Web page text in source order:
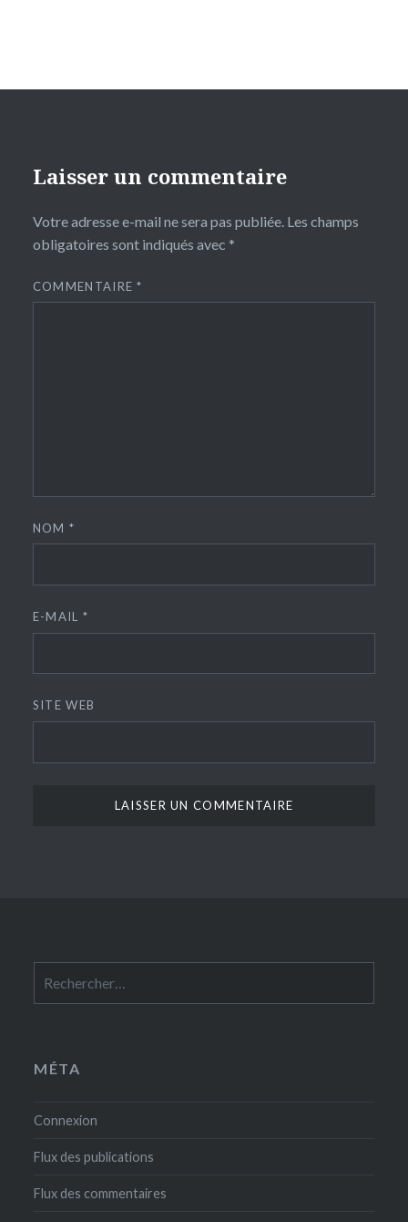
Laisser un commentaire
Votre adresse e-mail ne sera pas publiée. Les champs
obligatoires sont indiqués avec *
COMMENTAIRE*
NOM*
E-MAIL *
SITE WEB
MÉTA
Connexion
Flux des publications
Flux des commentaires